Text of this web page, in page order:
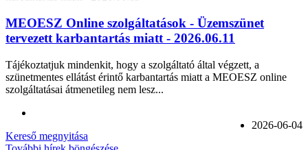
MEOESZ Online szolgáltatások - Üzemszünet
tervezett karbantartás miatt - 2026.06.11
Tájékoztatjuk mindenkit, hogy a szolgáltató által végzett, a
szünetmentes ellátást érintő karbantartás miatt a MEOESZ online
szolgáltatásai átmenetileg nem lesz...
2026-06-04
Kereső megnyitása